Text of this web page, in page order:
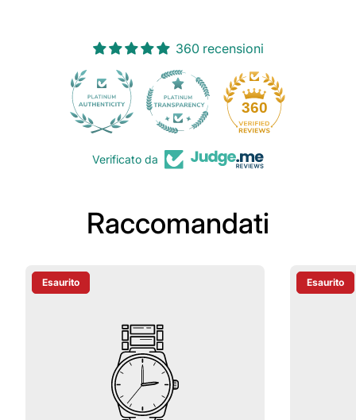
360 recensioni
360
Verificato da
Raccomandati
Etichetta Del Prodotto:
Esaurito Etichetta
Esaurito